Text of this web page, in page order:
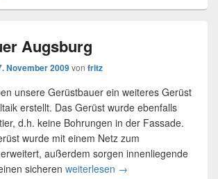
Augsburg
November 2009von fritz
unsere Gerüstbauer ein weiteres Gerüst
erstellt. Das Gerüst wurde ebenfalls
d.h. keine Bohrungen in der Fassade.
wurde mit einem Netz zum
außerdem sorgen innenliegende
sicheren weiterlesen Gerüstbauer Augsburg
→